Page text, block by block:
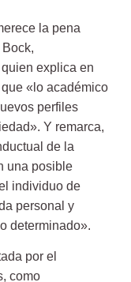
la pena
explica en
que «lo académico
perfiles
Y remarca,
de la
una posible
individuo de
personal y
determinado».
por el
como